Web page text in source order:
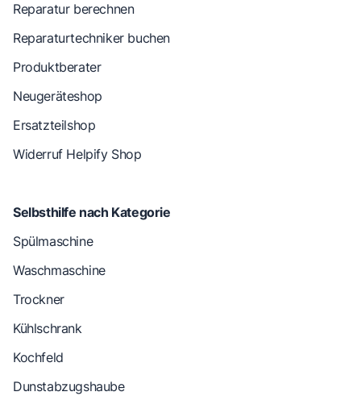
Reparatur berechnen
Reparaturtechniker buchen
Produktberater
Neugeräteshop
Ersatzteilshop
Widerruf Helpify Shop
Selbsthilfe nach Kategorie
Spülmaschine
Waschmaschine
Trockner
Kühlschrank
Kochfeld
Dunstabzugshaube